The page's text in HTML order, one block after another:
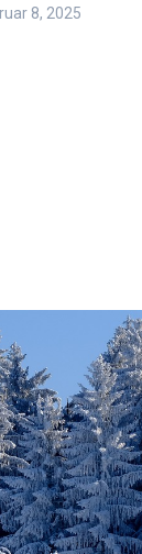
8, 2025